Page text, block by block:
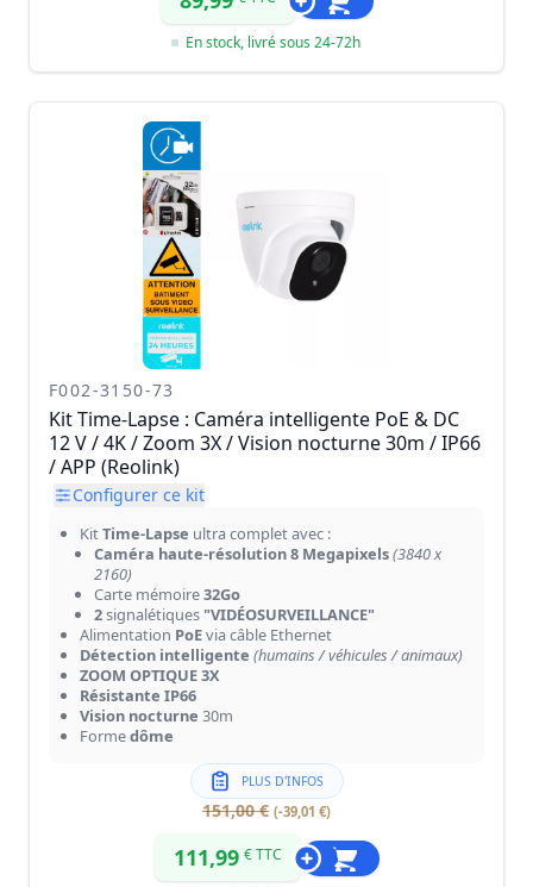
En stock, livré sous 24-72h
F002-3150-73
Kit Time-Lapse : Caméra intelligente PoE & DC
12 V / 4K / Zoom 3X / Vision nocturne 30m / IP66
/ APP (Reolink)
Configurer ce kit
KitTime-Lapse ultra complet avec :
Caméra haute-résolution 8 Megapixels(3840 x
2160)
Carte mémoire32Go
2signalétiques "VIDÉOSURVEILLANCE"
Alimentation PoEvia câble Ethernet
Détection intelligente (humains / véhicules / animaux)
ZOOM OPTIQUE 3X
Résistante IP66
Vision nocturne 30m
Formedôme
PLUS D'INFOS
151,00 € (-39,01 €)
111,99 € TTC